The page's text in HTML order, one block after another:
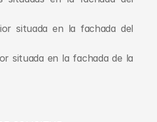
situada en la fachada del
situada en la fachada de la